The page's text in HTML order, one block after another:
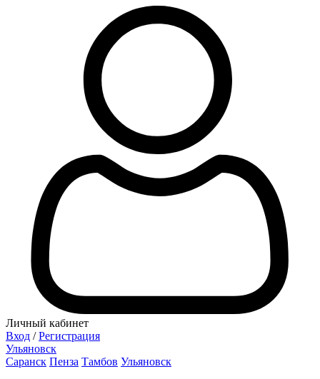
Личный кабинет
Вход / Регистрация
Ульяновск
Саранск Пенза Тамбов Ульяновск